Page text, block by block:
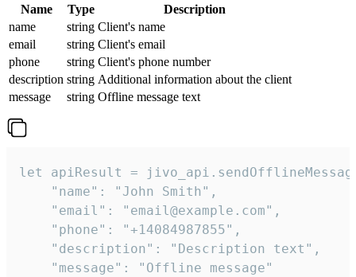
Name Type
Description
name
string Client's name
email
string Client's email
phone
string Client's phone number
description string Additional information about the client
message
string Offline message text
let apiResult =
    "name": "John Smith",
    "email": "email@example.com",
    "phone": "+14084987855",
    "description": "Description text",
    "message": "Offline message"